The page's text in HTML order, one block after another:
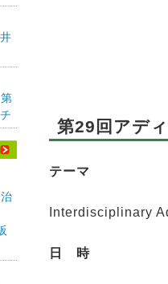
第29回アデ
テーマ
Interdisciplinary
日 時